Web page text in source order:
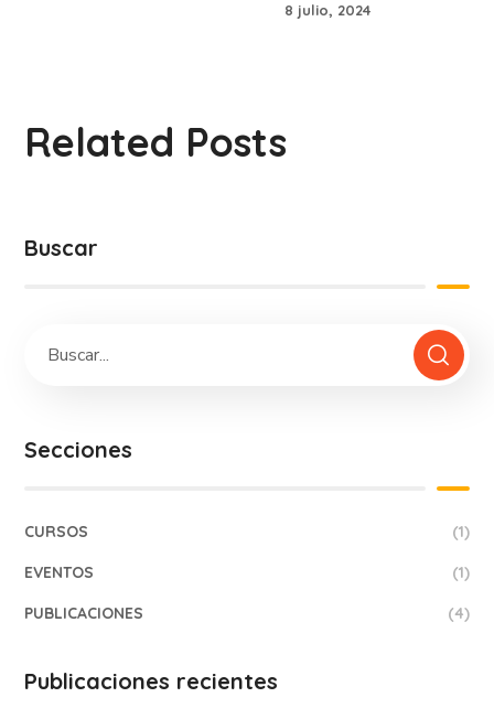
8 julio, 2024
Related Posts
Buscar
Secciones
CURSOS (1)
EVENTOS (1)
PUBLICACIONES (4)
Publicaciones recientes